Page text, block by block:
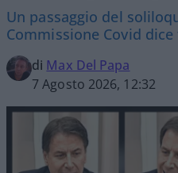
Un passaggio del
Commissione Covid
di Max Del Papa
7 Agosto 2026, 12:32